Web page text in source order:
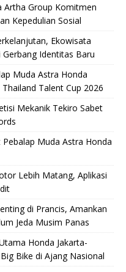
Artha Group Komitmen
Kepedulian Sosial
Ekowisata
Identitas Baru
Muda Astra Honda
Talent Cup 2026
Mekanik Tekiro Sabet
Muda Astra Honda
Lebih Matang, Aplikasi
di Prancis, Amankan
Jeda Musim Panas
Honda Jakarta-
Bike di Ajang Nasional